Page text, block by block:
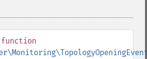
function